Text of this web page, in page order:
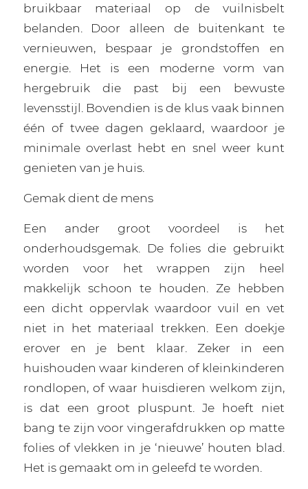
bruikbaar materiaal op de vuilnisbelt
belanden. Door alleen de buitenkant te
vernieuwen, bespaar je grondstoffen en
energie. Het is een moderne vorm van
hergebruik die past bij een bewuste
levensstijl. Bovendien is de klus vaak binnen
één of twee dagen geklaard, waardoor je
minimale overlast hebt en snel weer kunt
genieten van je huis.
Gemak dient de mens
Een ander groot voordeel is het
onderhoudsgemak. De folies die gebruikt
worden voor het wrappen zijn heel
makkelijk schoon te houden. Ze hebben
een dicht oppervlak waardoor vuil en vet
niet in het materiaal trekken. Een doekje
erover en je bent klaar. Zeker in een
huishouden waar kinderen of kleinkinderen
rondlopen, of waar huisdieren welkom zijn,
is dat een groot pluspunt. Je hoeft niet
bang te zijn voor vingerafdrukken op matte
folies of vlekken in je ‘nieuwe’ houten blad.
Het is gemaakt om in geleefd te worden.